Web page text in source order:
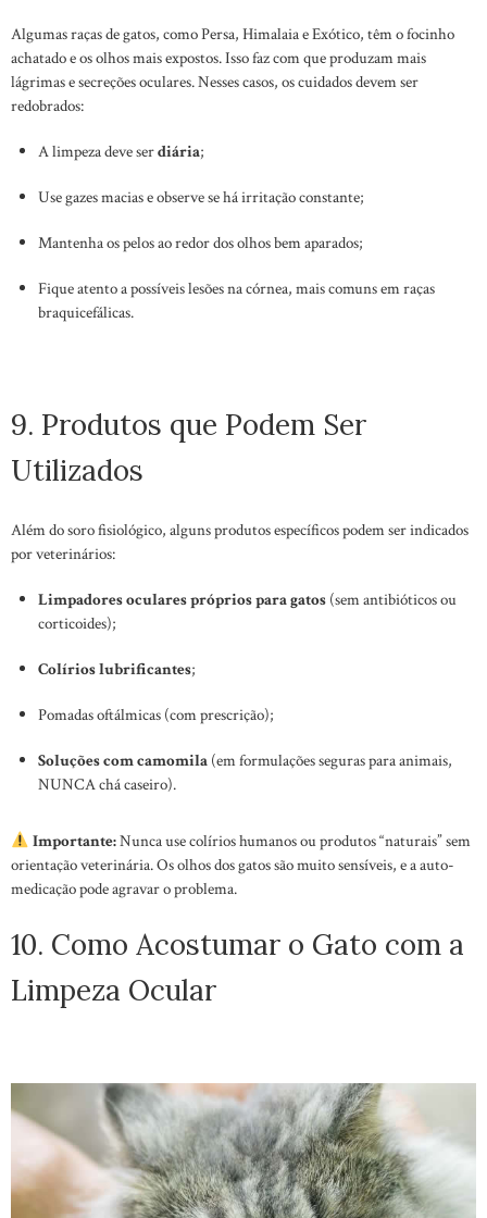
Algumas raças de gatos, como Persa, Himalaia e Exótico, têm o focinho
achatado e os olhos mais expostos. Isso faz com que produzam mais
lágrimas e secreções oculares. Nesses casos, os cuidados devem ser
redobrados:
A limpeza deve serdiária;
Use gazes macias e observe se há irritação constante;
Mantenha os pelos ao redor dos olhos bem aparados;
Fique atento a possíveis lesões na córnea, mais comuns em raças
braquicefálicas.
9. Produtos que Podem Ser
Utilizados
Além do soro fisiológico, alguns produtos específicos podem ser indicados
por veterinários:
Limpadores oculares próprios para gatos (sem antibióticos ou
corticoides);
Colírios lubrificantes;
Pomadas oftálmicas (com prescrição);
Soluções com camomila (em formulações seguras para animais,
NUNCA chá caseiro).
Importante:Nunca use colírios humanos ou produtos “naturais” sem
orientação veterinária. Os olhos dos gatos são muito sensíveis, e a auto-
medicação pode agravar o problema.
10. Como Acostumar o Gato com a
Limpeza Ocular